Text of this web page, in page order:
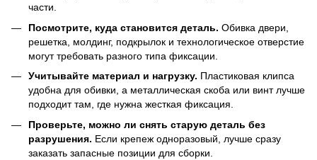
части.
Посмотрите, куда становится деталь. Обивка двери,
решетка, молдинг, подкрылок и технологическое отверстие
могут требовать разного типа фиксации.
Учитывайте материал и нагрузку. Пластиковая клипса
удобна для обивки, а металлическая скоба или винт лучше
подходит там, где нужна жесткая фиксация.
Проверьте, можно ли снять старую деталь без
разрушения. Если крепеж одноразовый, лучше сразу
заказать запасные позиции для сборки.